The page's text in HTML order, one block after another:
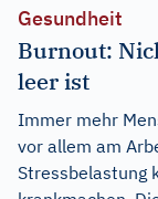
Gesundheit
Burnout:
leer ist
Immer mehr
vor allem am
Stressbelastung